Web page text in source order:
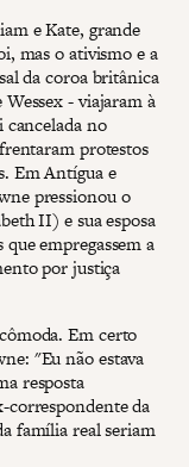
e Kate, grande
mas o ativismo e a
da coroa britânica
- viajaram à
cancelada no
protestos
Em Antígua e
pressionou o
II) e sua esposa
empregassem a
por justiça
Em certo
"Eu não estava
resposta
correspondente da
família real seriam